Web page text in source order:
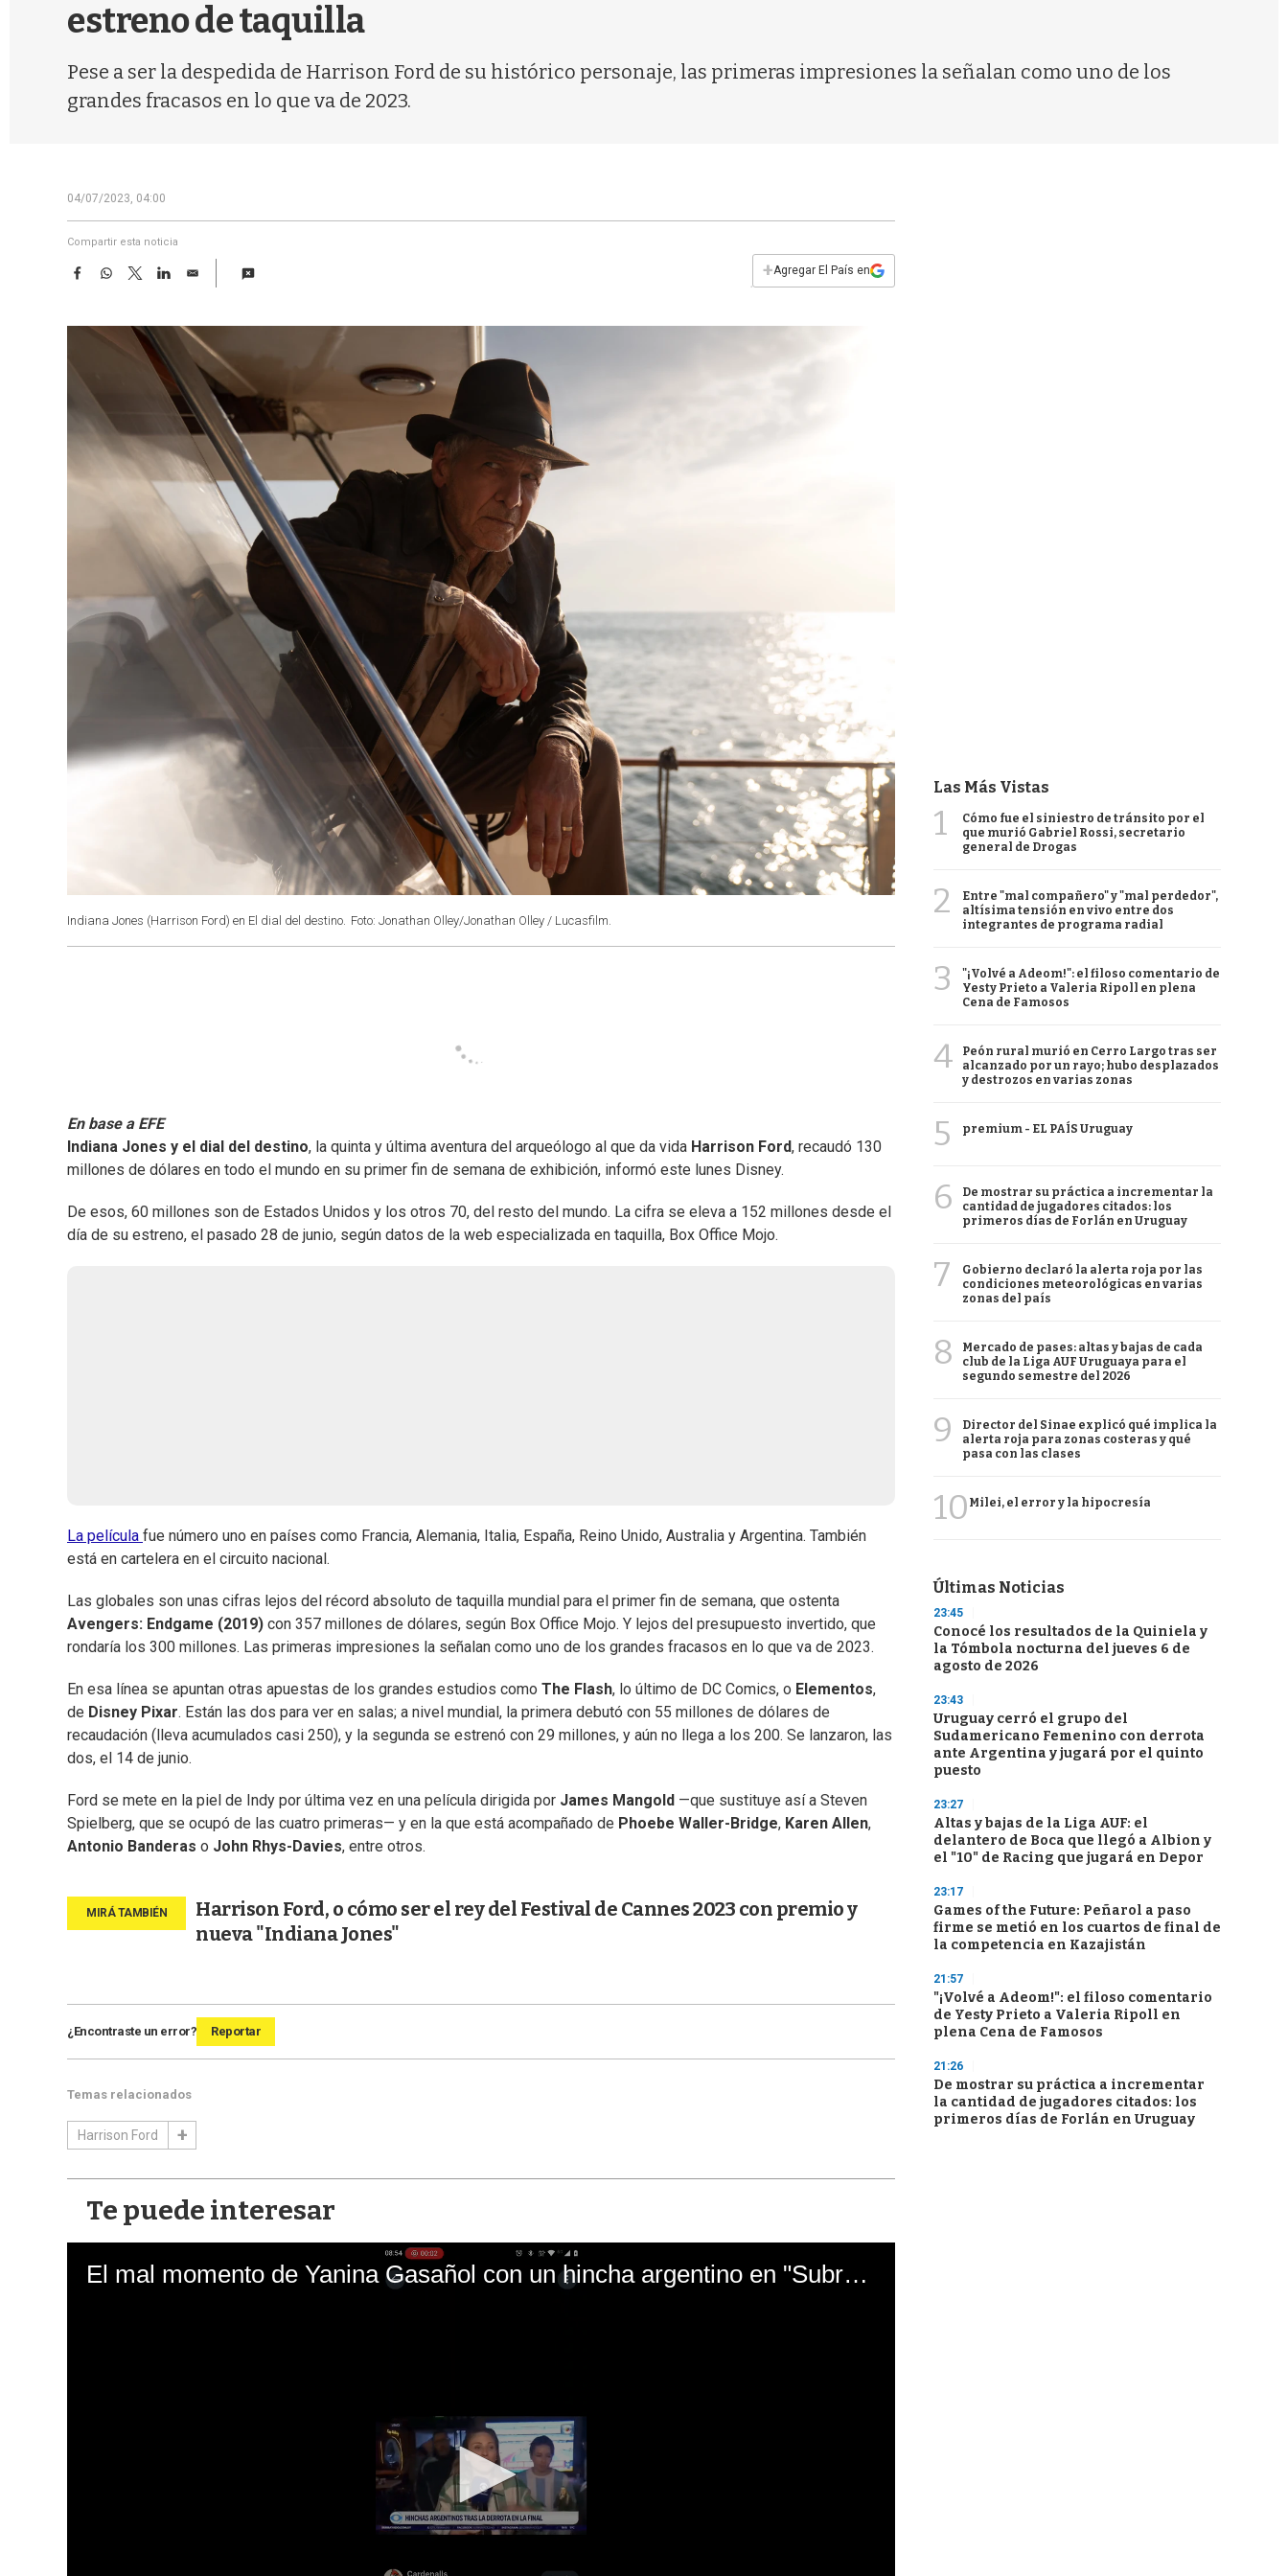
estreno de taquilla
Pese a ser la despedida de Harrison Ford de su histórico personaje, las primeras impresiones la señalan como uno de los
grandes fracasos en lo que va de 2023.
04/07/2023, 04:00
Compartir esta noticia
F
e
o
W
t
s
T
w
t
t
L
k
d
n
E
i
l
+Agregar El País en
Indiana Jones (Harrison Ford) en El dial del destino. Foto: Jonathan Olley/Jonathan Olley / Lucasfilm.
En base a EFE
Indiana Jones y el dial del destino, la quinta y última aventura del arqueólogo al que da vida Harrison Ford, recaudó 130
millones de dólares en todo el mundo en su primer fin de semana de exhibición, informó este lunes Disney.
De esos, 60 millones son de Estados Unidos y los otros 70, del resto del mundo. La cifra se eleva a 152 millones desde el
día de su estreno, el pasado 28 de junio, según datos de la web especializada en taquilla, Box Office Mojo.
La película fue número uno en países como Francia, Alemania, Italia, España, Reino Unido, Australia y Argentina. También
está en cartelera en el circuito nacional.
Las globales son unas cifras lejos del récord absoluto de taquilla mundial para el primer fin de semana, que ostenta
Avengers: Endgame (2019) con 357 millones de dólares, según Box Office Mojo. Y lejos del presupuesto invertido, que
rondaría los 300 millones. Las primeras impresiones la señalan como uno de los grandes fracasos en lo que va de 2023.
En esa línea se apuntan otras apuestas de los grandes estudios como The Flash, lo último de DC Comics, o Elementos,
de Disney Pixar. Están las dos para ver en salas; a nivel mundial, la primera debutó con 55 millones de dólares de
recaudación (lleva acumulados casi 250), y la segunda se estrenó con 29 millones, y aún no llega a los 200. Se lanzaron, las
dos, el 14 de junio.
Ford se mete en la piel de Indy por última vez en una película dirigida por James Mangold —que sustituye así a Steven
Spielberg, que se ocupó de las cuatro primeras— y en la que está acompañado de Phoebe Waller-Bridge, Karen Allen,
Antonio Banderas o John Rhys-Davies, entre otros.
Harrison Ford, o cómo ser el rey del Festival de Cannes 2023 con premio y
nueva "Indiana Jones"
¿Encontraste un error? Reportar
Temas relacionados
Harrison Ford
Te puede interesar
El mal momento de Yanina Gasañol con un hincha argentino en "Subrayado"
Las Más Vistas
1
Cómo fue el siniestro de tránsito por el
que murió Gabriel Rossi, secretario
general de Drogas
2
Entre "mal compañero" y "mal perdedor",
altísima tensión en vivo entre dos
integrantes de programa radial
3
"¡Volvé a Adeom!": el filoso comentario de
Yesty Prieto a Valeria Ripoll en plena
Cena de Famosos
4
Peón rural murió en Cerro Largo tras ser
alcanzado por un rayo; hubo desplazados
y destrozos en varias zonas
5 premium - EL PAÍS Uruguay
6
De mostrar su práctica a incrementar la
cantidad de jugadores citados: los
primeros días de Forlán en Uruguay
7
Gobierno declaró la alerta roja por las
condiciones meteorológicas en varias
zonas del país
8
Mercado de pases: altas y bajas de cada
club de la Liga AUF Uruguaya para el
segundo semestre del 2026
9
Director del Sinae explicó qué implica la
alerta roja para zonas costeras y qué
pasa con las clases
10 Milei, el error y la hipocresía
Últimas Noticias
23:45
Conocé los resultados de la Quiniela y
la Tómbola nocturna del jueves 6 de
agosto de 2026
23:43
Uruguay cerró el grupo del
Sudamericano Femenino con derrota
ante Argentina y jugará por el quinto
puesto
23:27
Altas y bajas de la Liga AUF: el
delantero de Boca que llegó a Albion y
el "10" de Racing que jugará en Depor
23:17
Games of the Future: Peñarol a paso
firme se metió en los cuartos de final de
la competencia en Kazajistán
21:57
"¡Volvé a Adeom!": el filoso comentario
de Yesty Prieto a Valeria Ripoll en
plena Cena de Famosos
21:26
De mostrar su práctica a incrementar
la cantidad de jugadores citados: los
primeros días de Forlán en Uruguay